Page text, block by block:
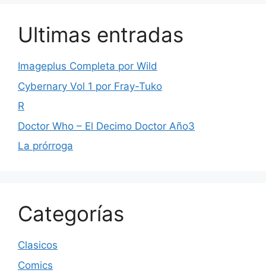
Ultimas entradas
Imageplus Completa por Wild
Cybernary Vol 1 por Fray-Tuko
R
Doctor Who – El Decimo Doctor Año3
La prórroga
Categorías
Clasicos
Comics